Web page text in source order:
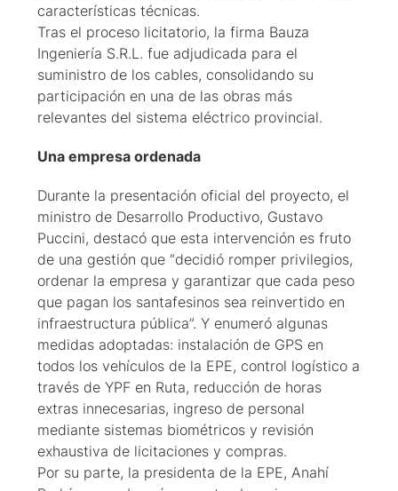
características técnicas.
Tras el proceso licitatorio, la firma Bauza
Ingeniería S.R.L. fue adjudicada para el
suministro de los cables, consolidando su
participación en una de las obras más
relevantes del sistema eléctrico provincial.
Una empresa ordenada
Durante la presentación oficial del proyecto, el
ministro de Desarrollo Productivo, Gustavo
Puccini, destacó que esta intervención es fruto
de una gestión que “decidió romper privilegios,
ordenar la empresa y garantizar que cada peso
que pagan los santafesinos sea reinvertido en
infraestructura pública”. Y enumeró algunas
medidas adoptadas: instalación de GPS en
todos los vehículos de la EPE, control logístico a
través de YPF en Ruta, reducción de horas
extras innecesarias, ingreso de personal
mediante sistemas biométricos y revisión
exhaustiva de licitaciones y compras.
Por su parte, la presidenta de la EPE, Anahí